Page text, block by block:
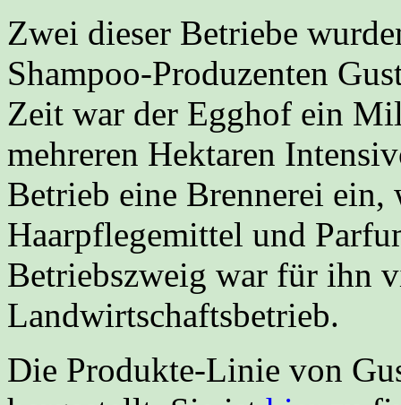
Zwei dieser Betriebe
Shampoo-Produzenten
Zeit war der Egghof ein
mehreren Hektaren
Betrieb eine Brennerei ein,
Haarpflegemittel und
Betriebszweig war für ihn
Landwirtschaftsbetrieb.
Die Produkte-Linie von